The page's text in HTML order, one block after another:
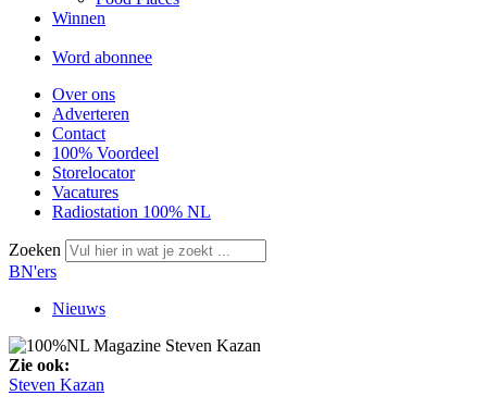
Winnen
Word abonnee
Over ons
Adverteren
Contact
100% Voordeel
Storelocator
Vacatures
Radiostation 100% NL
Zoeken
BN'ers
Nieuws
Zie ook:
Steven Kazan